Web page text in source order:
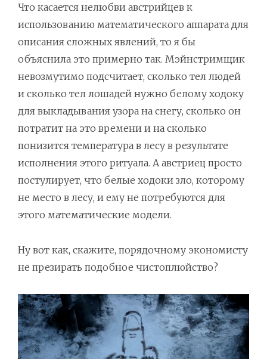
Что касается нелюбви австрийцев к
использованию математического аппарата для
описания сложных явлений, то я бы
объяснила это примерно так. Мэйнстримщик
невозмутимо подсчитает, сколько тел людей
и сколько тел лошадей нужно белому ходоку
для выкладывания узора на снегу, сколько он
потратит на это времени и на сколько
понизится температура в лесу в результате
исполнения этого ритуала. А австриец просто
постулирует, что белые ходоки зло, которому
не место в лесу, и ему не потребуются для
этого математические модели.
Ну вот как, скажите, порядочному экономисту
не презирать подобное чистоплюйство?